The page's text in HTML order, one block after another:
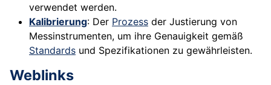
verwendet werden.
Kalibrierung: Der Prozess der Justierung von
Messinstrumenten, um ihre Genauigkeit gemäß
Standards und Spezifikationen zu gewährleisten.
Weblinks